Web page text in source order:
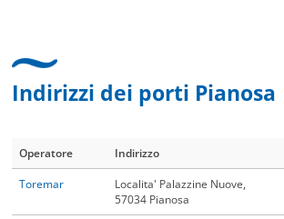
Indirizzi dei porti Pianosa
Operatore Indirizzo
Toremar
Localita' Palazzine Nuove,
57034 Pianosa